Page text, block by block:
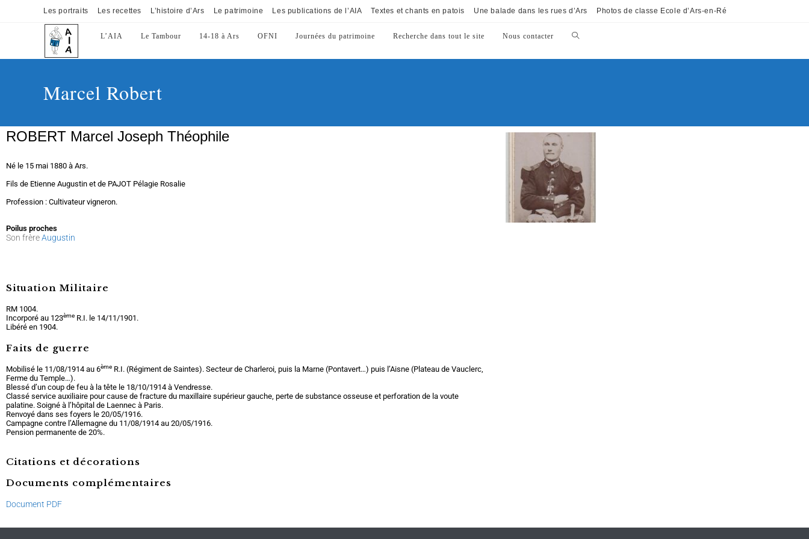
Les portraits Les recettes L’histoire d’Ars Le patrimoine Les publications de l’AIA Textes et chants en patois Une balade dans les rues d’Ars Photos de classe Ecole d’Ars-en-Ré
L’AIA Le Tambour 14-18 à Ars OFNI Journées du patrimoine Recherche dans tout le site Nous contacter
Marcel Robert
ROBERT Marcel Joseph Théophile
Né le 15 mai 1880 à Ars.
Fils de Etienne Augustin et de PAJOT Pélagie Rosalie
Profession : Cultivateur vigneron.
Poilus proches
Son frèreAugustin
Situation Militaire
RM 1004.
Incorporé au 123ème R.I. le 14/11/1901.
Libéré en 1904.
Faits de guerre
Mobilisé le 11/08/1914 au 6ème R.I. (Régiment de Saintes). Secteur de Charleroi, puis la Marne (Pontavert…) puis l’Aisne (Plateau de Vauclerc,
Ferme du Temple…).
Blessé d’un coup de feu à la tête le 18/10/1914 à Vendresse.
Classé service auxiliaire pour cause de fracture du maxillaire supérieur gauche, perte de substance osseuse et perforation de la voute
palatine. Soigné à l’hôpital de Laennec à Paris.
Renvoyé dans ses foyers le 20/05/1916.
Campagne contre l’Allemagne du 11/08/1914 au 20/05/1916.
Pension permanente de 20%.
Citations et décorations
Documents complémentaires
Document PDF